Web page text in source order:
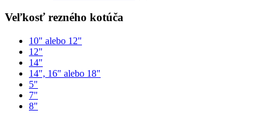
Veľkosť rezného kotúča
10" alebo 12"
12"
14"
14", 16" alebo 18"
5"
7"
8"